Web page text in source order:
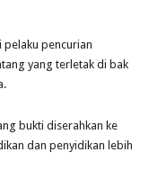
pelaku pencurian
yang terletak di bak
bukti diserahkan ke
dan penyidikan lebih